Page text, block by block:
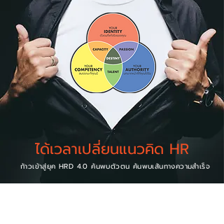
ได้เวลาเปลี่ยนแนวคิด HR
ก้าวเข้าสู่ยุค HRD 4.0 ค้นพบตัวตน ค้นพบเส้นทางความสำเร็จ